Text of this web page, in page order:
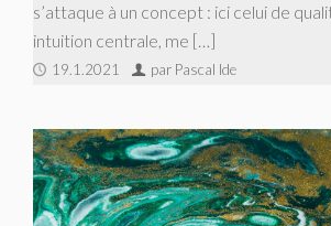
s’attaque à un concept : ici celui de
intuition centrale, me […]
19.1.2021 par Pascal Ide